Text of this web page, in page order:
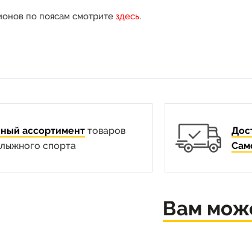
по поясам смотрите здесь.
ассортименттоваров
спорта
Вам